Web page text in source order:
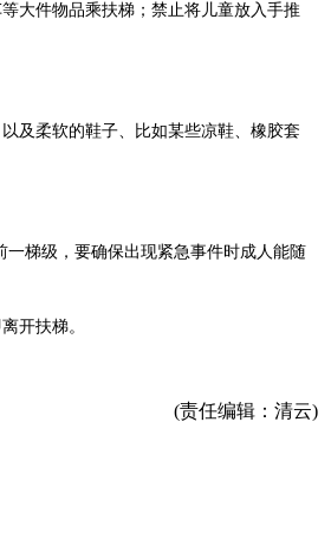
大件物品乘扶梯；禁止将儿童放入手推
及柔软的鞋子、比如某些凉鞋、橡胶套
梯级，要确保出现紧急事件时成人能随
开扶梯。
(责任编辑：清云)